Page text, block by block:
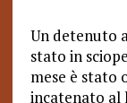
Un detenuto
stato in
mese è stato
incatenato al